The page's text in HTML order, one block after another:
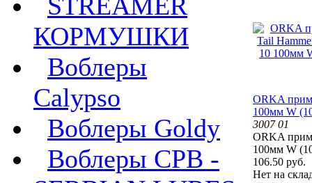
STREAMER
КОРМУШКИ
Воблеры
Calypso
Воблеры Goldy
Воблеры СРВ -
ORKA
100мм W
3007 01
ORKA
100мм W
106.50 руб.
Нет на